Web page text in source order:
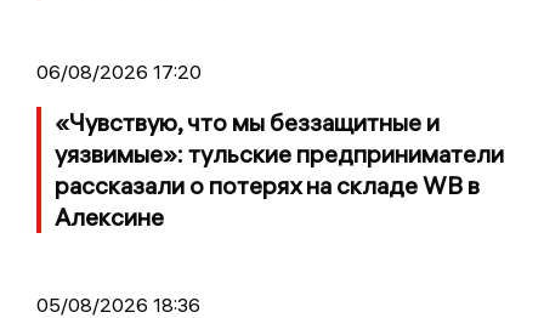
06/08/2026 17:20
«Чувствую, что мы беззащитные и
уязвимые»: тульские предприниматели
рассказали о потерях на складе WB в
Алексине
05/08/2026 18:36